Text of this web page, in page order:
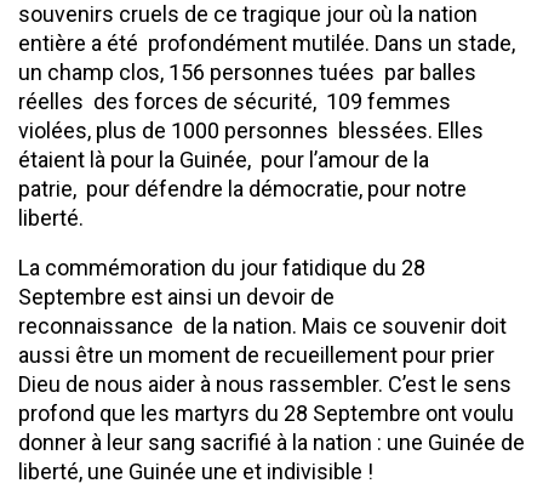
souvenirs cruels de ce tragique jour où la nation
entière a été profondément mutilée. Dans un stade,
un champ clos, 156 personnes tuées par balles
réelles des forces de sécurité, 109 femmes
violées, plus de 1000 personnes blessées. Elles
étaient là pour la Guinée, pour l’amour de la
patrie, pour défendre la démocratie, pour notre
liberté.
La commémoration du jour fatidique du 28
Septembre est ainsi un devoir de
reconnaissance de la nation. Mais ce souvenir doit
aussi être un moment de recueillement pour prier
Dieu de nous aider à nous rassembler. C’est le sens
profond que les martyrs du 28 Septembre ont voulu
donner à leur sang sacrifié à la nation : une Guinée de
liberté, une Guinée une et indivisible !